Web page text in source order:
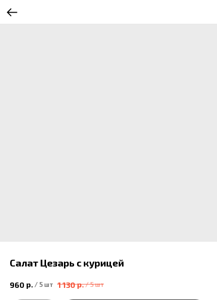
Салат Цезарь с курицей
960 р. /5 шт 1 130 р./5 шт